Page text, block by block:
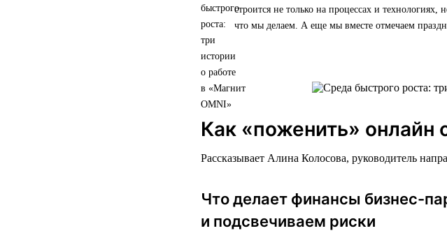
строится не только на процессах и технологиях,
что мы делаем. А еще мы вместе отмечаем
Как «поженить» онлайн
Рассказывает Алина Колосова, руководитель
Что делает финансы бизнес-
и подсвечиваем риски